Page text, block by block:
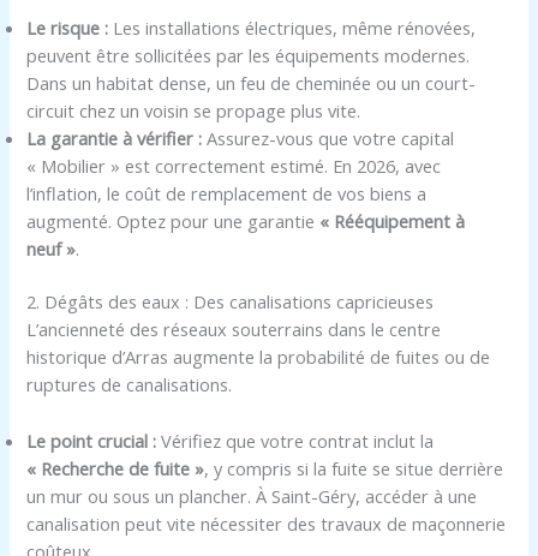
Le risque : Les installations électriques, même rénovées,
peuvent être sollicitées par les équipements modernes.
Dans un habitat dense, un feu de cheminée ou un court-
circuit chez un voisin se propage plus vite.
La garantie à vérifier : Assurez-vous que votre capital
« Mobilier » est correctement estimé. En 2026, avec
l’inflation, le coût de remplacement de vos biens a
augmenté. Optez pour une garantie « Rééquipement à
neuf ».
2. Dégâts des eaux : Des canalisations capricieuses
L’ancienneté des réseaux souterrains dans le centre
historique d’Arras augmente la probabilité de fuites ou de
ruptures de canalisations.
Le point crucial : Vérifiez que votre contrat inclut la
« Recherche de fuite », y compris si la fuite se situe derrière
un mur ou sous un plancher. À Saint-Géry, accéder à une
canalisation peut vite nécessiter des travaux de maçonnerie
coûteux.